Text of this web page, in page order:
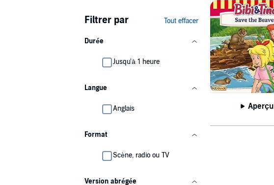
Filtrer par Tout effacer
Durée
Jusqu'à 1 heure
Langue
Anglais
Format
Scène, radio ou TV
Version abrégée
Aperçu